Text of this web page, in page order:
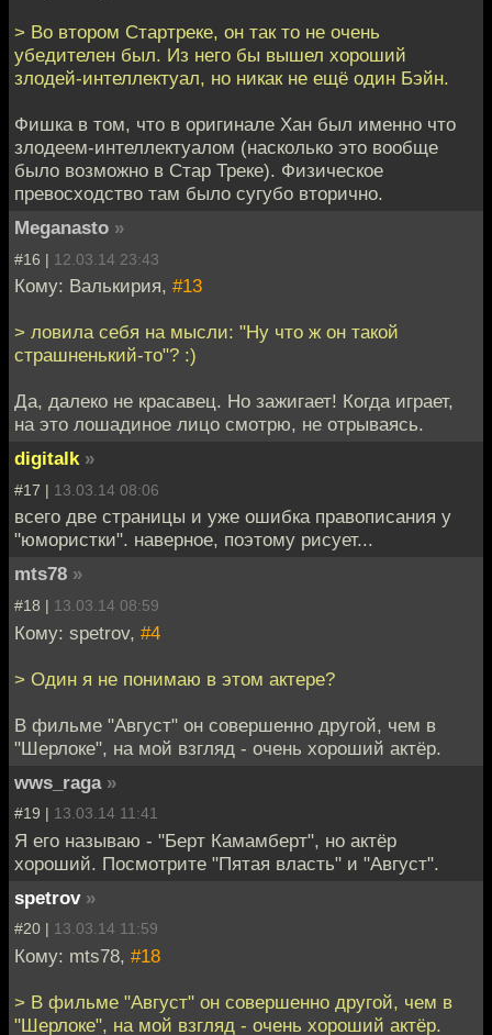
> Во втором Стартреке, он так то не очень
убедителен был. Из него бы вышел хороший
злодей-интеллектуал, но никак не ещё один Бэйн.
Фишка в том, что в оригинале Хан был именно что
злодеем-интеллектуалом (насколько это вообще
было возможно в Стар Треке). Физическое
превосходство там было сугубо вторично.
Meganasto »
#16 | 12.03.14 23:43
Кому: Валькирия, #13
> ловила себя на мысли: "Ну что ж он такой
страшненький-то"? :)
Да, далеко не красавец. Но зажигает! Когда играет,
на это лошадиное лицо смотрю, не отрываясь.
digitalk »
#17 | 13.03.14 08:06
всего две страницы и уже ошибка правописания у
"юмористки". наверное, поэтому рисует...
mts78 »
#18 | 13.03.14 08:59
Кому: spetrov, #4
> Один я не понимаю в этом актере?
В фильме "Август" он совершенно другой, чем в
"Шерлоке", на мой взгляд - очень хороший актёр.
wws_raga »
#19 | 13.03.14 11:41
Я его называю - "Берт Камамберт", но актёр
хороший. Посмотрите "Пятая власть" и "Август".
spetrov »
#20 | 13.03.14 11:59
Кому: mts78, #18
> В фильме "Август" он совершенно другой, чем в
"Шерлоке", на мой взгляд - очень хороший актёр.